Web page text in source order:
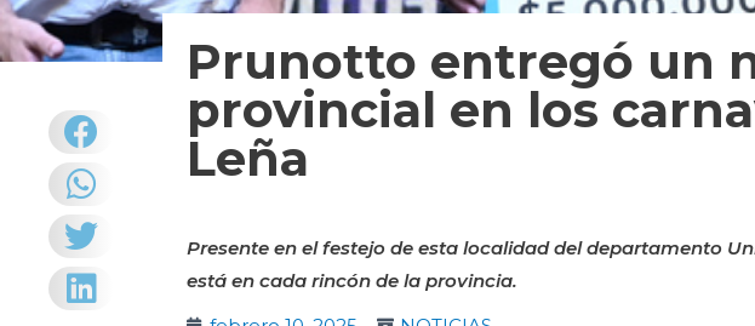
Prunotto entregó un
provincial en los
Leña
Presente en el festejo de esta localidad del departamento
está en cada rincón de la provincia.